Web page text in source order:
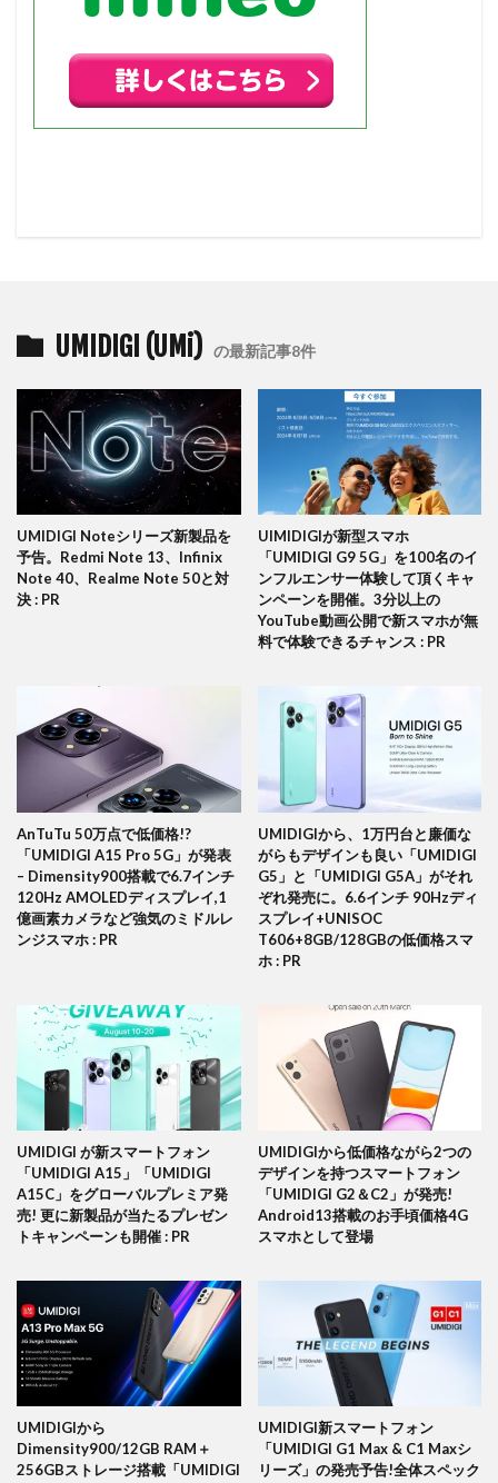
UMIDIGI (UMi) の最新記事8件
UMIDIGI Noteシリーズ新製品を
予告。Redmi Note 13、Infinix
Note 40、Realme Note 50と対
決 : PR
UIMIDIGIが新型スマホ
「UMIDIGI G9 5G」を100名のイ
ンフルエンサー体験して頂くキャ
ンペーンを開催。3分以上の
YouTube動画公開で新スマホが無
料で体験できるチャンス : PR
AnTuTu 50万点で低価格!?
「UMIDIGI A15 Pro 5G」が発表
– Dimensity900搭載で6.7インチ
120Hz AMOLEDディスプレイ,1
億画素カメラなど強気のミドルレ
ンジスマホ : PR
UMIDIGIから、1万円台と廉価な
がらもデザインも良い「UMIDIGI
G5」と「UMIDIGI G5A」がそれ
ぞれ発売に。6.6インチ 90Hzディ
スプレイ+UNISOC
T606+8GB/128GBの低価格スマ
ホ : PR
UMIDIGI が新スマートフォン
「UMIDIGI A15」「UMIDIGI
A15C」をグローバルプレミア発
売! 更に新製品が当たるプレゼン
トキャンペーンも開催 : PR
UMIDIGIから低価格ながら2つの
デザインを持つスマートフォン
「UMIDIGI G2＆C2」が発売!
Android13搭載のお手頃価格4G
スマホとして登場
UMIDIGIから
Dimensity900/12GB RAM＋
256GBストレージ搭載「UMIDIGI
UMIDIGI新スマートフォン
「UMIDIGI G1 Max & C1 Maxシ
リーズ」の発売予告!全体スペック